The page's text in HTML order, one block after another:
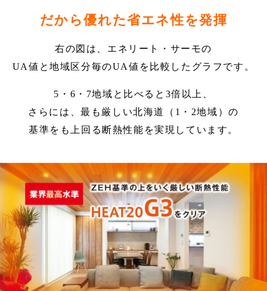
だから優れた省エネ性を発揮
右の図は、エネリート・サーモの
UA値と地域区分毎のUA値を比較したグラフです。
5・6・7地域と比べると3倍以上、
さらには、最も厳しい北海道（1・2地域）の
基準をも上回る断熱性能を実現しています。